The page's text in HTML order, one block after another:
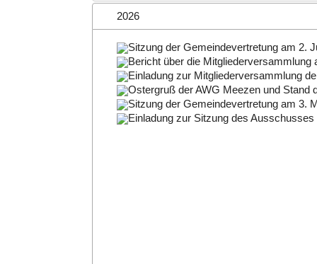
2026
Sitzung der Gemeindevertretung am 2.
Bericht über die Mitgliederversammlung
Einladung zur Mitgliederversammlung
Ostergruß der AWG Meezen und Stand
Sitzung der Gemeindevertretung am 3.
Einladung zur Sitzung des